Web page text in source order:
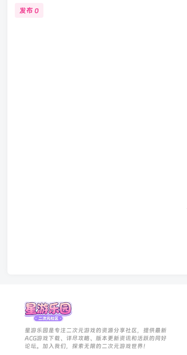
发布 0
星游乐园是专注二次元游戏的资源分享社区，提供最新
ACG游戏下载、详尽攻略、版本更新资讯和活跃的同好
论坛。加入我们，探索无限的二次元游戏世界！